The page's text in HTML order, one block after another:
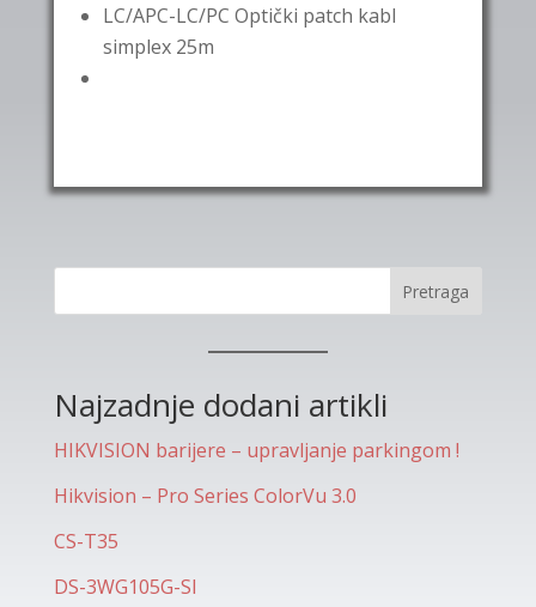
LC/APC-LC/PC Optički patch kabl
simplex 25m
Pretraga
Najzadnje dodani artikli
HIKVISION barijere – upravljanje parkingom !
Hikvision – Pro Series ColorVu 3.0
CS-T35
DS-3WG105G-SI